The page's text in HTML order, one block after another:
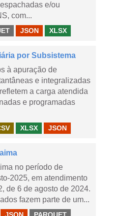
e/ou
com...
JSON XLSX
por Subsistema
à apuração de
e integralizadas
a carga atendida
e programadas
XLSX JSON
no período de
2025, em atendimento
de 6 de agosto de 2024.
fazem parte de um...